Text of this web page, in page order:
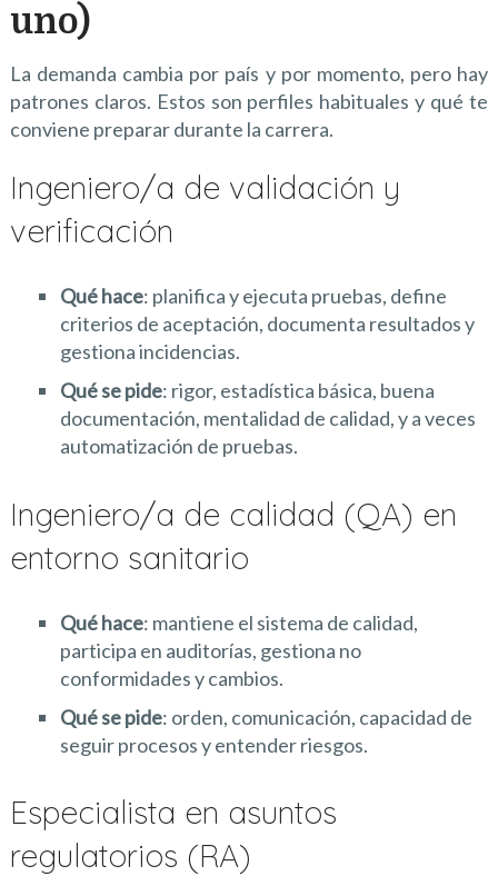
uno)
La demanda cambia por país y por momento, pero hay
patrones claros. Estos son perfiles habituales y qué te
conviene preparar durante la carrera.
Ingeniero/a de validación y
verificación
Qué hace: planifica y ejecuta pruebas, define
criterios de aceptación, documenta resultados y
gestiona incidencias.
Qué se pide: rigor, estadística básica, buena
documentación, mentalidad de calidad, y a veces
automatización de pruebas.
Ingeniero/a de calidad (QA) en
entorno sanitario
Qué hace: mantiene el sistema de calidad,
participa en auditorías, gestiona no
conformidades y cambios.
Qué se pide: orden, comunicación, capacidad de
seguir procesos y entender riesgos.
Especialista en asuntos
regulatorios (RA)